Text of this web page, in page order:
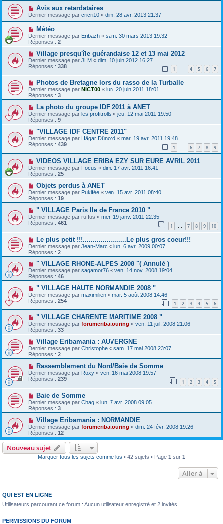
Avis aux retardataires
Dernier message par cricri10 « dim. 28 avr. 2013 21:37
Météo
Dernier message par Eribazh « sam. 30 mars 2013 19:32
Réponses : 2
Village presqu'île guérandaise 12 et 13 mai 2012
Dernier message par JLM « dim. 10 juin 2012 16:27
Réponses : 338 1 4 5 6 7
Photos de Bretagne lors du rasso de la Turballe
Dernier message par NICT00 « lun. 20 juin 2011 18:01
Réponses : 3
La photo du groupe IDF 2011 à ANET
Dernier message par les profitrolls « jeu. 12 mai 2011 19:50
Réponses : 9
"VILLAGE IDF CENTRE 2011"
Dernier message par Hägar Dünord « mar. 19 avr. 2011 19:48
Réponses : 439 1 … 6 7 8 9
VIDEOS VILLAGE ERIBA EZY SUR EURE AVRIL 2011
Dernier message par Focus « dim. 17 avr. 2011 16:41
Réponses : 25
Objets perdus à ANET
Dernier message par Pukifée « ven. 15 avr. 2011 08:40
Réponses : 19
" VILLAGE Paris Ile de France 2010 "
Dernier message par ruffus « mer. 19 janv. 2011 22:35
Réponses : 461 1 7 8 9 10
Le plus petit !!!......................Le plus gros coeur!!!
Dernier message par Jean-Marc « lun. 6 avr. 2009 00:07
Réponses : 2
" VILLAGE RHONE-ALPES 2008 "( Annulé )
Dernier message par sagamor76 « ven. 14 nov. 2008 19:04
Réponses : 46
" VILLAGE HAUTE NORMANDIE 2008 "
Dernier message par maximilien « mar. 5 août 2008 14:46
Réponses : 254 1 2 3 4 5 6
" VILLAGE CHARENTE MARITIME 2008 "
Dernier message par forumeribatouring « ven. 11 juil. 2008 21:06
Réponses : 33
Village Eribamania : AUVERGNE
Dernier message par Christophe « sam. 17 mai 2008 23:07
Réponses : 2
Rassemblement du Nord/Baie de Somme
Dernier message par Roxy « ven. 16 mai 2008 19:57
Réponses : 239 1 2 3 4 5
Baie de Somme
Dernier message par Chag « lun. 7 avr. 2008 09:05
Réponses : 3
Village Eribamania : NORMANDIE
Dernier message par forumeribatouring « dim. 24 févr. 2008 19:26
Réponses : 12
Nouveau sujet
Marquer tous les sujets comme lus • 42 sujets • Page 1 sur 1
Aller à
QUI EST EN LIGNE
Utilisateurs parcourant ce forum : Aucun utilisateur enregistré et 2 invités
PERMISSIONS DU FORUM